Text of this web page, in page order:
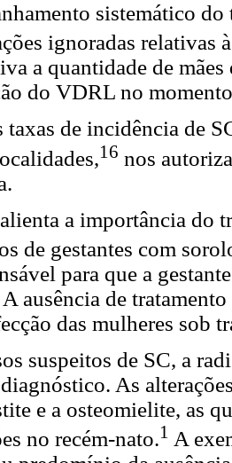
sistemático do
ignoradas relativas
a quantidade de
do VDRL no
taxas de incidência de
16 nos
a importância do
de gestantes com
para que a
ausência de
das mulheres sob
suspeitos de SC, a
As
e a osteomielite, as
no recém-nato.1 A